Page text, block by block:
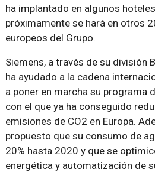
ha implantado en algunos
próximamente se hará en otros
europeos del Grupo.
Siemens, a través de su división
ha ayudado a la cadena
a poner en marcha su programa
con el que ya ha conseguido
emisiones de CO2 en Europa.
propuesto que su consumo de
20% hasta 2020 y que se
energética y automatización de